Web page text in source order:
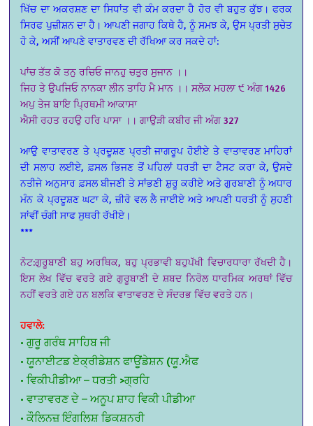
ਖਿੱਚ ਦਾ ਅਕਰਸ਼ਣ ਦਾ ਸਿਧਾਂਤ ਵੀ ਕੰਮ ਕਰਦਾ ਹੈ ਹੋਰ ਵੀ ਬਹੁਤ ਕੁੱਝ। ਫਰਕ
ਸਿਰਫ ਪੁਜ਼ੀਸ਼ਨ ਦਾ ਹੈ। ਆਪਣੀ ਜਗਾਹ ਕਿਥੇ ਹੈ, ਨੂੰ ਸਮਝ ਕੇ, ਉਸ ਪ੍ਰਤੀ ਸੁਚੇਤ
ਹੋ ਕੇ, ਅਸੀਂ ਆਪਣੇ ਵਾਤਾਰਵਣ ਦੀ ਰੱਖਿਆ ਕਰ ਸਕਦੇ ਹਾਂ:
ਪਾਂਚ ਤੱਤ ਕੋ ਤਨੁ ਰਚਿਓ ਜਾਨਹੁ ਚਤੁਰ ਸੁਜਾਨ ।।
ਜਿਹ ਤੇ ਉਪਜਿਓ ਨਾਨਕਾ ਲੀਨ ਤਾਹਿ ਮੈ ਮਾਨ ।। ਸਲੋਕ ਮਹਲਾ ੯ ਅੰਗ 1426
ਅਪੁ ਤੇਜ ਬਾਇ ਪ੍ਰਿਥਮੀ ਆਕਾਸਾ
ਐਸੀ ਰਹਤ ਰਹਉ ਹਰਿ ਪਾਸਾ ।। ਗਾਉੜੀ ਕਬੀਰ ਜੀ ਅੰਗ 327
ਆਉ ਵਾਤਾਵਰਣ ਤੇ ਪ੍ਰਦੂਸ਼ਣ ਪ੍ਰਤੀ ਜਾਗਰੂਪ ਹੋਈਏ ਤੇ ਵਾਤਾਵਰਣ ਮਾਹਿਰਾਂ
ਦੀ ਸਲਾਹ ਲਈਏ, ਫ਼ਸਲ ਭਿਜਣ ਤੋਂ ਪਹਿਲਾਂ ਧਰਤੀ ਦਾ ਟੈਸਟ ਕਰਾ ਕੇ, ਉਸਦੇ
ਨਤੀਜੇ ਅਨੁਸਾਰ ਫ਼ਸਲ ਬੀਜਣੀ ਤੇ ਸਾਂਭਣੀ ਸ਼ੁਰੂ ਕਰੀਏ ਅਤੇ ਗੁਰਬਾਣੀ ਨੂੰ ਅਧਾਰ
ਮੰਨ ਕੇ ਪ੍ਰਦੂਸ਼ਣ ਘਟਾ ਕੇ, ਜ਼ੀਰੋ ਵਲ ਲੈ ਜਾਈਏ ਅਤੇ ਆਪਣੀ ਧਰਤੀ ਨੂੰ ਸੁਹਣੀ
ਸਾਂਵੀਂ ਚੰਗੀ ਸਾਫ ਸੁਥਰੀ ਰੱਖੀਏ।
***
ਨੋਟ:ਗੁਰੂਬਾਣੀ ਬਹੁ ਅਰਥਿਕ, ਬਹੁ ਪ੍ਰਭਾਵੀ ਬਹੁਪੱਖੀ ਵਿਚਾਰਧਾਰਾ ਰੱਖਦੀ ਹੈ।
ਇਸ ਲੇਖ ਵਿੱਚ ਵਰਤੇ ਗਏ ਗੁਰੂਬਾਣੀ ਦੇ ਸ਼ਬਦ ਨਿਰੋਲ ਧਾਰਮਿਕ ਅਰਥਾਂ ਵਿੱਚ
ਨਹੀਂ ਵਰਤੇ ਗਏ ਹਨ ਬਲਕਿ ਵਾਤਾਵਰਣ ਦੇ ਸੰਦਰਭ ਵਿੱਚ ਵਰਤੇ ਹਨ।
ਹਵਾਲੇ:
• ਗੁਰੂ ਗਰੰਥ ਸਾਹਿਬ ਜੀ
• ਯੂਨਾਈਟਡ ਏਕ੍ਰੀਡੇਸ਼ਨ ਫਾਊਂਡੇਸ਼ਨ (ਯੂ.ਐਫ
• ਵਿਕੀਪੀਡੀਆ – ਧਰਤੀ >ਗ੍ਰਹਿ
• ਵਾਤਾਵਰਣ ਦੇ – ਅਨੂਪ ਸ਼ਾਹ ਵਿਕੀ ਪੀਡੀਆ
• ਕੌਲਿਨਜ਼ ਇੰਗਲਿਸ਼ ਡਿਕਸ਼ਨਰੀ